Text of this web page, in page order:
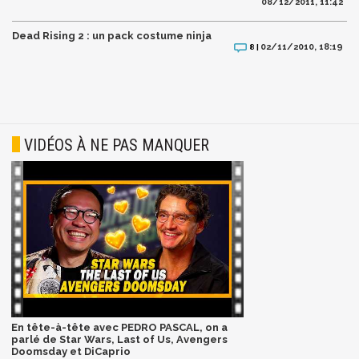
Dead Rising 2 : un pack costume ninja
8 | 02/11/2010, 18:19
VIDÉOS À NE PAS MANQUER
En tête-à-tête avec PEDRO PASCAL, on a
parlé de Star Wars, Last of Us, Avengers
Doomsday et DiCaprio